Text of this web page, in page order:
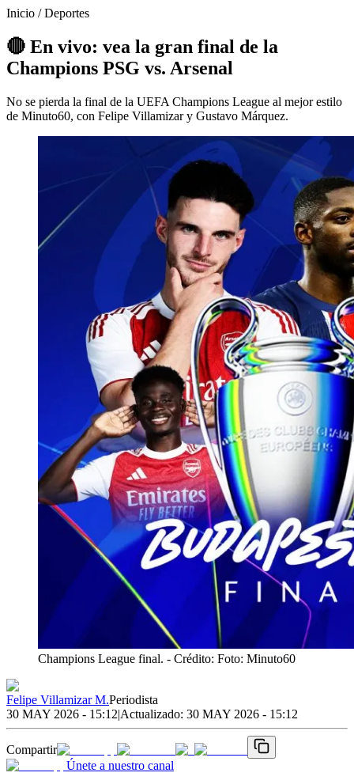
Inicio /Deportes
🔴 En vivo: vea la gran final de la
Champions PSG vs. Arsenal
No se pierda la final de la UEFA Champions League al mejor estilo
de Minuto60, con Felipe Villamizar y Gustavo Márquez.
Champions League final. - Crédito: Foto: Minuto60
Felipe Villamizar M.Periodista
30 MAY 2026 - 15:12|Actualizado: 30 MAY 2026 - 15:12
Compartir
Únete a nuestro canal